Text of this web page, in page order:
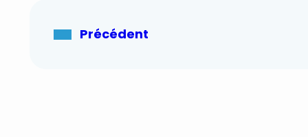
Précédent